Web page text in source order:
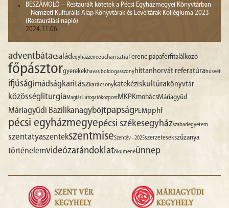
BESZÁMOLÓ – Restaurált kötetek a Pécsi Egyházmegyei Könyvtárban
– Nemzeti Kulturális Alap Könyvtárak és Levéltárak Kollégiuma 2023
(Restaurálási napló)
2024.11.06.
adventbátacsaládegyházzeneeucharisztia Ferenc pápaférfitalálkozó
főpásztorgyerekekhavas boldogasszonyhittanhorvát referatúrahúsvét
ifjúságimádságkaritászkarácsonykatekéziskultúra könyvtár
közösség liturgiaMagtár LátogatóközpontMKPKmohácsMáriagyűd
Máriagyűdi Bazilikanagyböjtpapság PEMpphf
pécsi egyházmegyepécsi székesegyházszabadegyetem
szentatyaszentekszentmiseSzentév - 2025szerzetesekszűzanya
történelemvideózarándoklatökumenéünnep